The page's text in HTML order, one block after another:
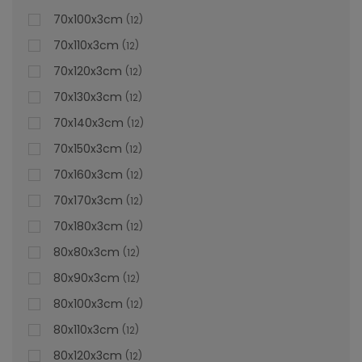
70x100x3cm 12
70x110x3cm 12
70x120x3cm 12
70x130x3cm 12
70x140x3cm 12
70x150x3cm 12
70x160x3cm 12
70x170x3cm 12
70x180x3cm 12
80x80x3cm 12
80x90x3cm 12
80x100x3cm 12
80x110x3cm 12
80x120x3cm 12